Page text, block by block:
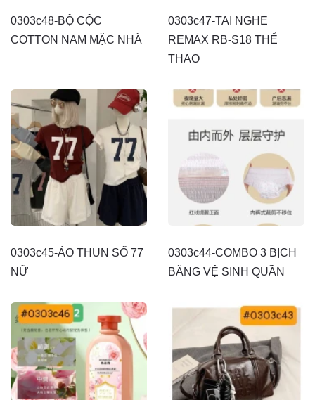
0303c48-BỘ CỘC
COTTON NAM MẶC NHÀ
0303c47-TAI NGHE
REMAX RB-S18 THỂ
THAO
0303c45-ÁO THUN SỐ 77
NỮ
0303c44-COMBO 3 BỊCH
BĂNG VỆ SINH QUẦN